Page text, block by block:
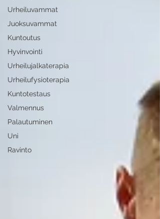
Urheiluvammat
Juoksuvammat
Kuntoutus
Hyvinvointi
Urheilujalkaterapia
Urheilufysioterapia
Kuntotestaus
Valmennus
Palautuminen
Uni
Ravinto